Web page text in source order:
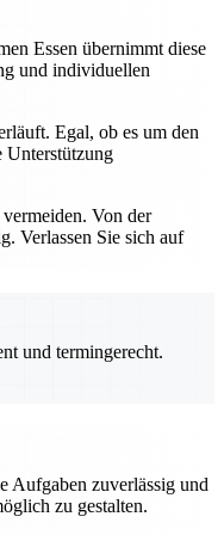
Essen übernimmt diese
und individuellen
Egal, ob es um den
Unterstützung
Von der
Verlassen Sie sich auf
und termingerecht.
Aufgaben zuverlässig und
zu gestalten.